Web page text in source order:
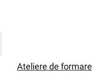
Ateliere de formare